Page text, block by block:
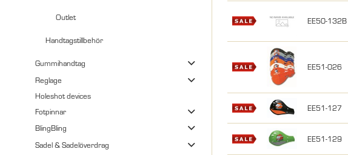
Outlet
Handtagstillbehör
Gummihandtag
Reglage
Holeshot devices
Fotpinnar
BlingBling
Sadel & Sadelöverdrag
EE50-132B
EE51-026
EE51-127
EE51-129